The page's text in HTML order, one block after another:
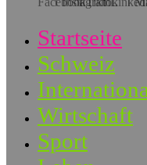
Startseite
Schweiz
Wirtschaft
Sport